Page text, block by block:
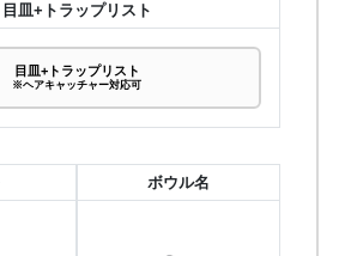
目皿+トラップリスト
目皿+トラップリスト
※ヘアキャッチャー対応可
ボウル名